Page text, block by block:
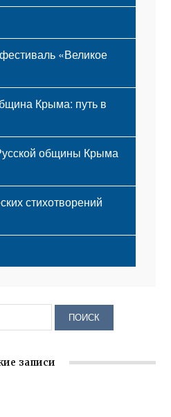
«Великое
Крыма: путь в
общины Крыма
стихотворений
записи